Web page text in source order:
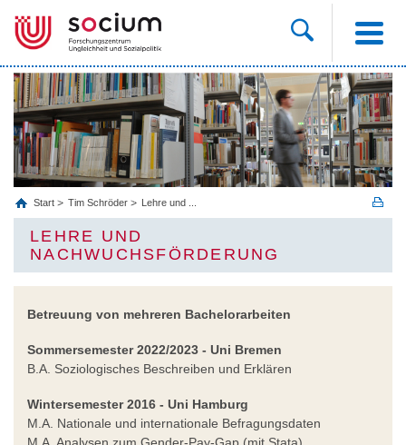
Start Tim Schröder Lehre und ...
LEHRE UND
NACHWUCHSFÖRDERUNG
Betreuung von mehreren Bachelorarbeiten
Sommersemester 2022/2023 - Uni Bremen
B.A. Soziologisches Beschreiben und Erklären
Wintersemester 2016 - Uni Hamburg
M.A. Nationale und internationale Befragungsdaten
M.A. Analysen zum Gender-Pay-Gap (mit Stata)